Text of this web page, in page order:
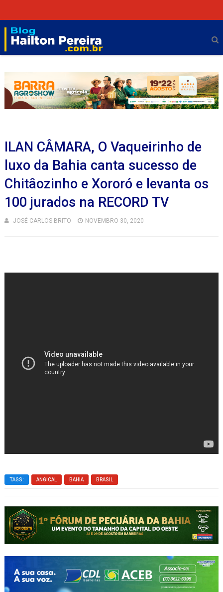
ILAN CÂMARA, O Vaqueirinho de
luxo da Bahia canta sucesso de
Chitâozinho e Xororó e levanta os
100 jurados na RECORD TV
JOSÉ CARLOS BRITO NOVEMBRO 30, 2020
TAGS: ANGICAL BAHIA BRASIL